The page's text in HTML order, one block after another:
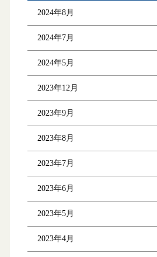
2024年8月
2024年7月
2024年5月
2023年12月
2023年9月
2023年8月
2023年7月
2023年6月
2023年5月
2023年4月